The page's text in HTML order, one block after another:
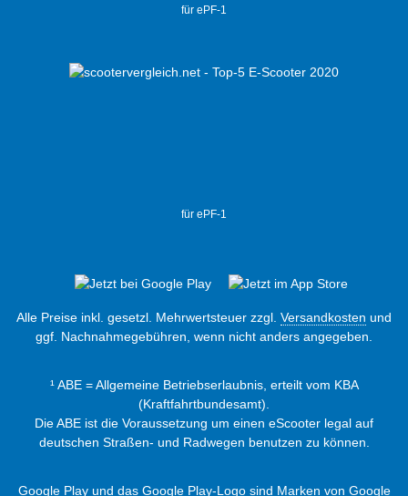
für ePF-1
für ePF-1
Alle Preise inkl. gesetzl. Mehrwertsteuer zzgl. Versandkosten und
ggf. Nachnahmegebühren, wenn nicht anders angegeben.
¹ ABE = Allgemeine Betriebserlaubnis, erteilt vom KBA
(Kraftfahrtbundesamt).
Die ABE ist die Voraussetzung um einen eScooter legal auf
deutschen Straßen- und Radwegen benutzen zu können.
Google Play und das Google Play-Logo sind Marken von Google